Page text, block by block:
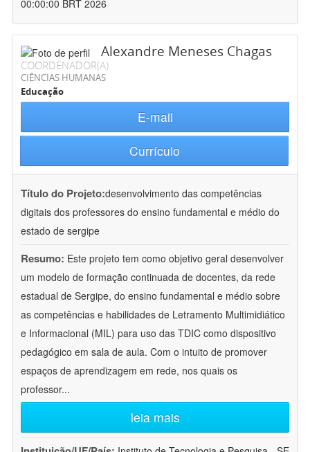
00:00:00 BRT 2026
Alexandre Meneses Chagas
COORDENADOR(A)
CIÊNCIAS HUMANAS
Educação
E-mail
Currículo
Título do Projeto:desenvolvimento das competências
digitais dos professores do ensino fundamental e médio do
estado de sergipe
Resumo: Este projeto tem como objetivo geral desenvolver
um modelo de formação continuada de docentes, da rede
estadual de Sergipe, do ensino fundamental e médio sobre
as competências e habilidades de Letramento Multimidiático
e Informacional (MIL) para uso das TDIC como dispositivo
pedagógico em sala de aula. Com o intuito de promover
espaços de aprendizagem em rede, nos quais os
professor...
leia mais